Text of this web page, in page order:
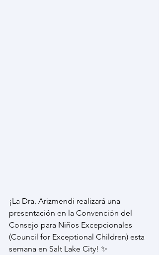
¡La Dra. Arizmendi realizará una
presentación en la Convención del
Consejo para Niños Excepcionales
(Council for Exceptional Children) esta
semana en Salt Lake City! ✨